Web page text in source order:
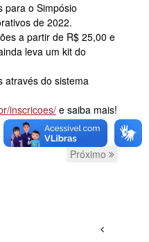
para o Simpósio
de 2022.
a partir de R$ 25,00 e
leva um kit do
através do sistema
inscricoes/ e saiba mais!
Próximo